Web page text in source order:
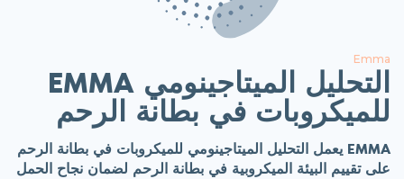
Emma
EMMA التحليل الميتاجينومي
للميكروبات في بطانة الرحم
يعمل التحليل الميتاجينومي للميكروبات في بطانة الرحم EMMA
على تقييم البيئة الميكروبية في بطانة الرحم لضمان نجاح الحمل